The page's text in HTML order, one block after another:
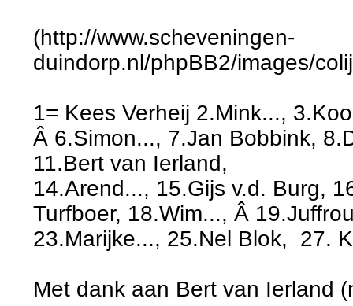
(http://www.scheveningen-
duindorp.nl/phpBB2/images/
1= Kees Verheij 2.Mink...,
Â 6.Simon..., 7.Jan Bobbink,
11.Bert van Ierland,
14.Arend..., 15.Gijs v.d. Burg,
Turfboer, 18.Wim..., Â
23.Marijke..., 25.Nel Blok, 27.
Met dank aan Bert van Ierland